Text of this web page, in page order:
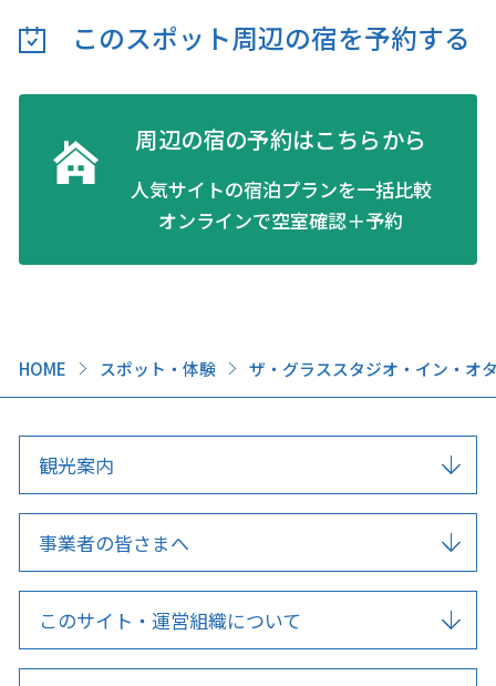
HOME スポット・体験 ザ・グラススタジオ・イン・オ
このスポット周辺の宿を予約する
周辺の宿の予約はこちらから
人気サイトの宿泊プランを一括比較
オンラインで空室確認＋予約
観光案内
事業者の皆さまへ
このサイト・運営組織について